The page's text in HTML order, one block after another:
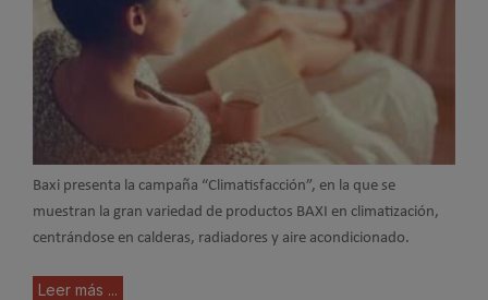
Baxi presenta la campaña “Climatisfacción”, en la que se
muestran la gran variedad de productos BAXI en climatización,
centrándose en calderas, radiadores y aire acondicionado.
Leer más ...